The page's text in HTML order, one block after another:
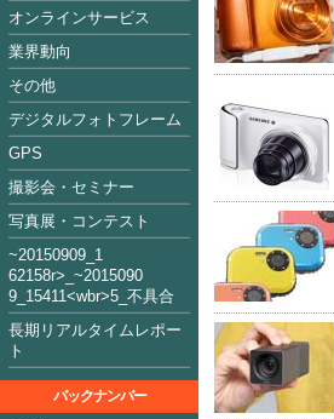
オンラインサービス
業界動向
その他
デジタルフォトフレーム
GPS
撮影会・セミナー
写真展・コンテスト
~20150909_1
62158r>_~2015090
9_15411<wbr>5_不具合
長期リアルタイムレポー
ト
バックナンバー